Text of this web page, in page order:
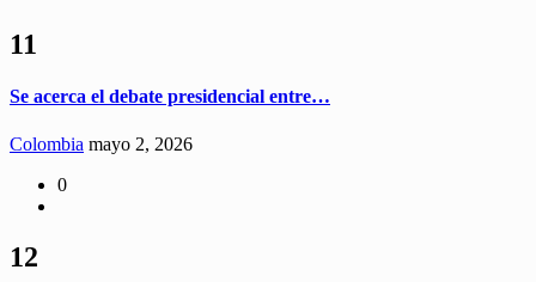
11
Se acerca el debate presidencial entre…
Colombia mayo 2, 2026
0
12